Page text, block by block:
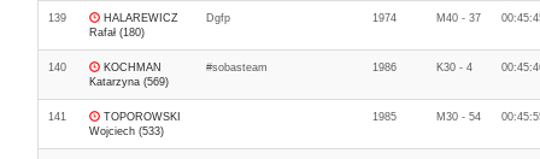
139
HALAREWICZ
Rafał (180)
Dgfp 1974 M40 - 37
140
KOCHMAN
Katarzyna (569)
#sobasteam 1986 K30 - 4
141
TOPOROWSKI
Wojciech (533)
1985 M30 - 54